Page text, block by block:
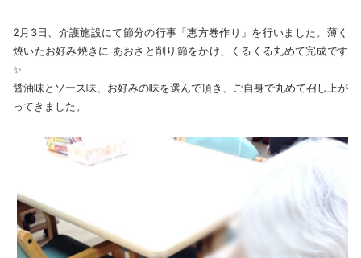
2月3日、介護施設にて節分の行事「恵方巻作り」を行いました。薄く
焼いたお好み焼きに あおさと削り節をかけ、くるくる丸めて完成です
✨
醤油味とソース味、お好みの味を選んで頂き、ご自身で丸めて召し上が
ってきました。